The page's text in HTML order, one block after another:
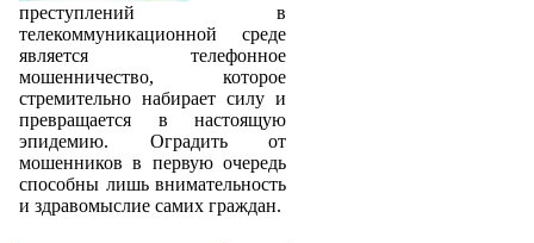
преступлений в
телекоммуникационной среде
является телефонное
мошенничество, которое
стремительно набирает силу и
превращается в настоящую
эпидемию. Оградить от
мошенников в первую очередь
способны лишь внимательность
и здравомыслие самих граждан.